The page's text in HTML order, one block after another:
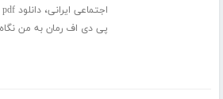
اجتماعی ایرانی،دانلود pdf رمان به من نگاه کن
پی دی اف رمان به من